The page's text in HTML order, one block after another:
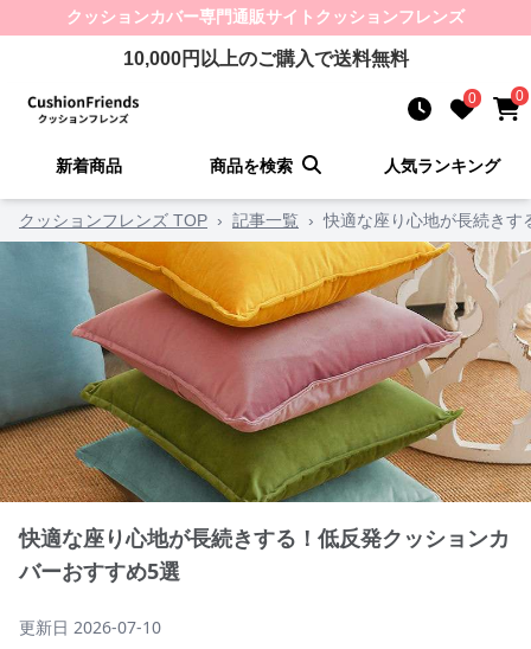
クッションカバー専門通販サイト クッションフレンズ
10,000円以上のご購入で送料無料
0 0
新着商品 商品を検索 人気ランキング
クッションフレンズ TOP › 記事一覧 › 快適な座り心地が長続きす
快適な座り心地が長続きする！低反発クッションカ
バーおすすめ5選
更新日 2026-07-10